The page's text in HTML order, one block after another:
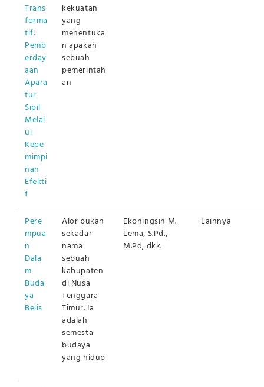
Trans
forma
tif:
Pemb
erday
aan
Apara
tur
Sipil
Melal
ui
Kepe
mimpi
nan
Efekti
f
kekuatan
yang
menentuka
n apakah
sebuah
pemerintah
an
Pere
mpua
n
Dala
m
Buda
ya
Belis
Alor bukan
sekadar
nama
sebuah
kabupaten
di Nusa
Tenggara
Timur. Ia
adalah
semesta
budaya
yang hidup
Ekoningsih M.
Lema, S.Pd.,
M.Pd, dkk.
Lainnya